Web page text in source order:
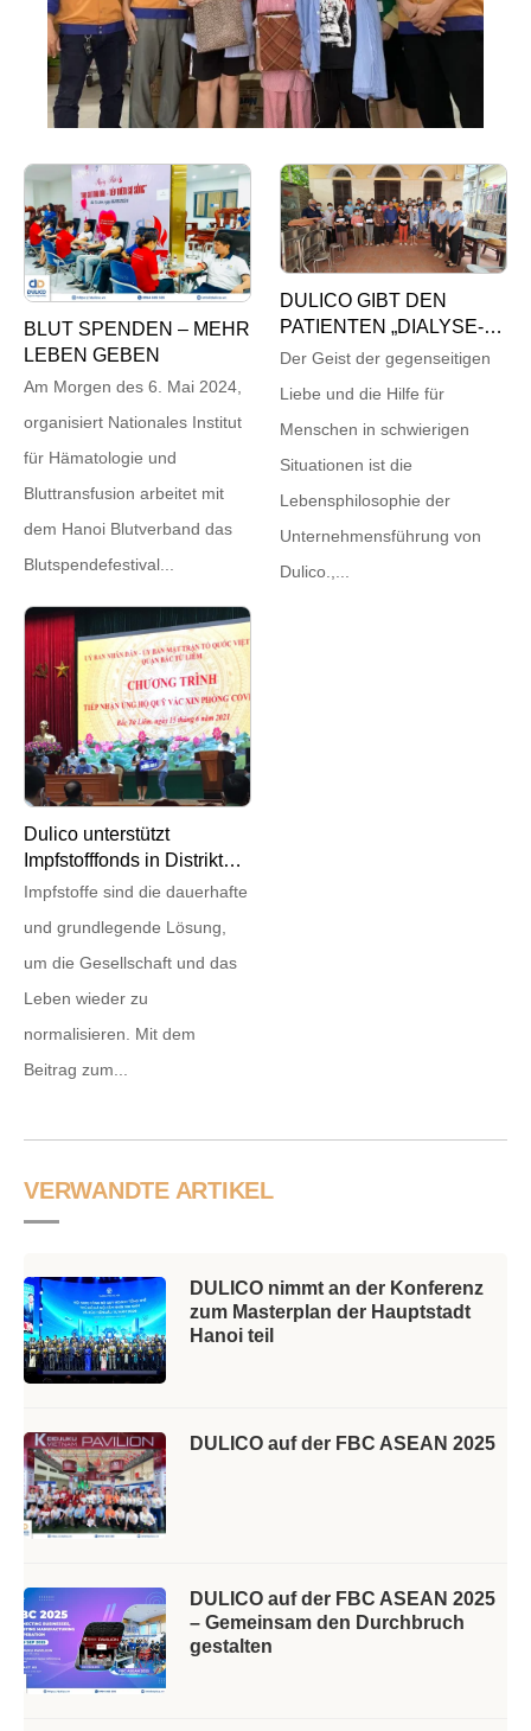
BLUT SPENDEN – MEHR
LEBEN GEBEN
Am Morgen des 6. Mai 2024,
organisiert Nationales Institut
für Hämatologie und
Bluttransfusion arbeitet mit
dem Hanoi Blutverband das
Blutspendefestival...
DULICO GIBT DEN
PATIENTEN „DIALYSE-
DORF“ IN BACH MAI
Der Geist der gegenseitigen
Liebe und die Hilfe für
Menschen in schwierigen
Situationen ist die
Lebensphilosophie der
Unternehmensführung von
Dulico.,...
Dulico unterstützt
Impfstofffonds in Distrikt
Nam Tu Liem und Me Linh
Impfstoffe sind die dauerhafte
und grundlegende Lösung,
um die Gesellschaft und das
Leben wieder zu
normalisieren. Mit dem
Beitrag zum...
VERWANDTE ARTIKEL
DULICO nimmt an der Konferenz
zum Masterplan der Hauptstadt
Hanoi teil
DULICO auf der FBC ASEAN 2025
DULICO auf der FBC ASEAN 2025
– Gemeinsam den Durchbruch
gestalten